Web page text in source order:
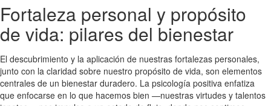
Fortaleza personal y propósito
de vida: pilares del bienestar
El descubrimiento y la aplicación de nuestras fortalezas personales,
junto con la claridad sobre nuestro propósito de vida, son elementos
centrales de un bienestar duradero. La psicología positiva enfatiza
que enfocarse en lo que hacemos bien —nuestras virtudes y talentos